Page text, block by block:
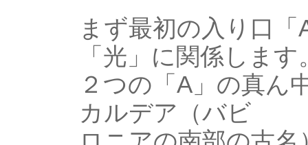
まず最初の入り口
「光」に関係します
２つの「A」の真ん
カルデア（バビ